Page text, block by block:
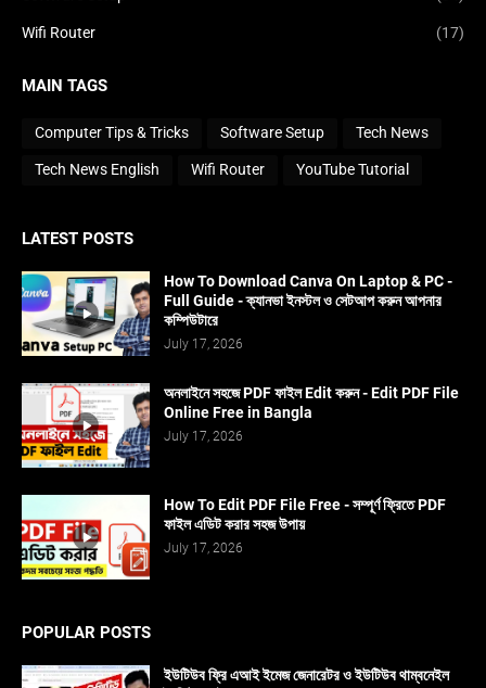
Wifi Router (17)
MAIN TAGS
Computer Tips & Tricks Software Setup Tech News
Tech News English Wifi Router YouTube Tutorial
LATEST POSTS
How To Download Canva On Laptop & PC -
Full Guide - ক্যানভা ইনস্টল ও সেটআপ করুন আপনার
কম্পিউটারে
July 17, 2026
অনলাইনে সহজে PDF ফাইল Edit করুন - Edit PDF File
Online Free in Bangla
July 17, 2026
How To Edit PDF File Free - সম্পূর্ণ ফ্রিতে PDF
ফাইল এডিট করার সহজ উপায়
July 17, 2026
POPULAR POSTS
ইউটিউব ফ্রি এআই ইমেজ জেনারেটর ও ইউটিউব থাম্বনেইল